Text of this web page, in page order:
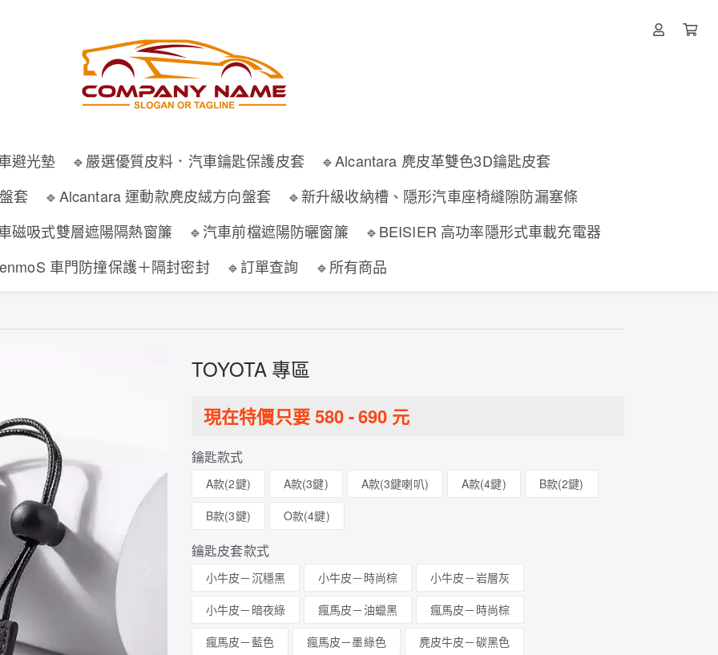
避光墊 🔹嚴選優質皮料．汽車鑰匙保護皮套
🔹Alcantara 麂皮革雙色3D鑰匙皮套
套
🔹Alcantara 運動款麂皮絨方向盤套
🔹新升級收納槽、隱形汽車座椅縫隙防漏塞條
磁吸式雙層遮陽隔熱窗簾
🔹汽車前檔遮陽防曬窗簾
🔹BEISIER 高功率隱形式車載充電器
車門防撞保護＋隔封密封
🔹訂單查詢 🔹所有商品
TOYOTA 專區
現在特價只要580-690 元
鑰匙款式
A款(2鍵) A款(3鍵) A款(3鍵喇叭) A款(4鍵)
B款(2鍵)
B款(3鍵)
O款(4鍵)
鑰匙皮套款式
小牛皮－沉穩黑 小牛皮－時尚棕
小牛皮－岩層灰
小牛皮－暗夜綠
瘋馬皮－油蠟黑
瘋馬皮－時尚棕
瘋馬皮－藍色
瘋馬皮－墨綠色
麂皮牛皮－碳黑色